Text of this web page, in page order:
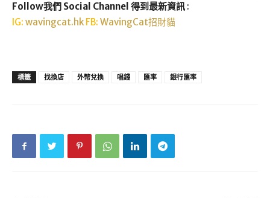
Follow我們 Social Channel 得到最新資訊 :
IG: wavingcat.hk FB: WavingCat招財貓
標籤 找換店 外幣兌換 唱錢 匯率 銀行匯率